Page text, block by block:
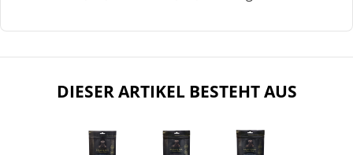
DIESER ARTIKEL BESTEHT AUS